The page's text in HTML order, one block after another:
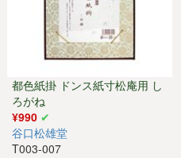
都色紙掛 ドンス紙寸松庵用 し
ろがね
¥990
谷口松雄堂
T003-007